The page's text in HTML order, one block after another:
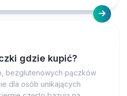
gdzie kupić?
bezglutenowych pączków
dla osób unikających